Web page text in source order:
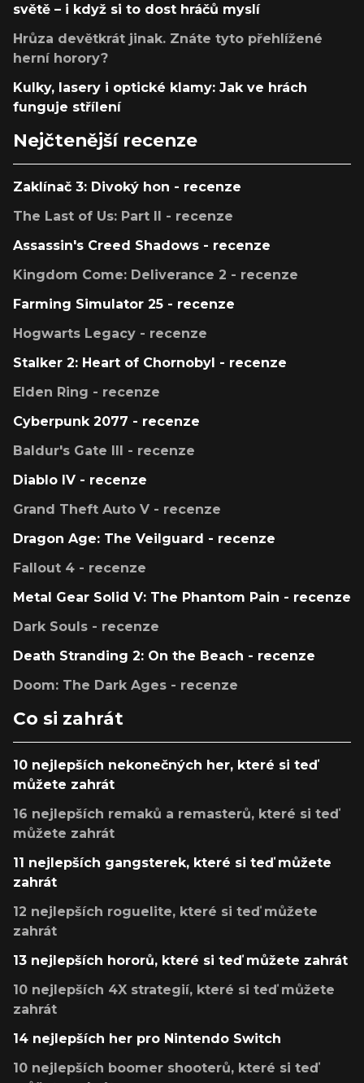
světě – i když si to dost hráčů myslí
Hrůza devětkrát jinak. Znáte tyto přehlížené
herní horory?
Kulky, lasery i optické klamy: Jak ve hrách
funguje střílení
Nejčtenější recenze
Zaklínač 3: Divoký hon - recenze
The Last of Us: Part II - recenze
Assassin's Creed Shadows - recenze
Kingdom Come: Deliverance 2 - recenze
Farming Simulator 25 - recenze
Hogwarts Legacy - recenze
Stalker 2: Heart of Chornobyl - recenze
Elden Ring - recenze
Cyberpunk 2077 - recenze
Baldur's Gate III - recenze
Diablo IV - recenze
Grand Theft Auto V - recenze
Dragon Age: The Veilguard - recenze
Fallout 4 - recenze
Metal Gear Solid V: The Phantom Pain - recenze
Dark Souls - recenze
Death Stranding 2: On the Beach - recenze
Doom: The Dark Ages - recenze
Co si zahrát
10 nejlepších nekonečných her, které si teď
můžete zahrát
16 nejlepších remaků a remasterů, které si teď
můžete zahrát
11 nejlepších gangsterek, které si teď můžete
zahrát
12 nejlepších roguelite, které si teď můžete
zahrát
13 nejlepších hororů, které si teď můžete zahrát
10 nejlepších 4X strategií, které si teď můžete
zahrát
14 nejlepších her pro Nintendo Switch
10 nejlepších boomer shooterů, které si teď